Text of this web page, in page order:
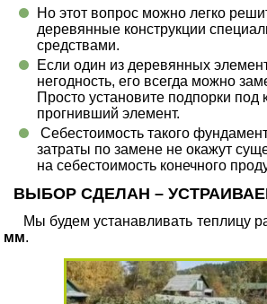
Но этот вопрос можно легко
деревянные конструкции
средствами.
Если один из деревянных
негодность, его всегда можно
Просто установите подпорки под
прогнивший элемент.
Себестоимость такого
затраты по замене не окажут
на себестоимость конечного
ВЫБОР СДЕЛАН –
Мы будем устанавливать теплицу
мм.